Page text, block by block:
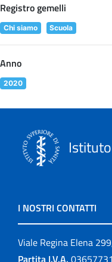
Registro gemelli
Chi siamo Scuola
Anno
2020
I NOSTRI CONTATTI
Viale Regina Elena
Partita I.V.A.